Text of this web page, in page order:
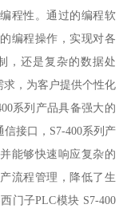
程性。通过的编程软
编程操作，实现对各
，还是复杂的数据处
求，为客户提供个性化
系列产品具备强大的
接口，S7-400系列产
能够快速响应复杂的
流程管理，降低了生
门子PLC模块 S7-400